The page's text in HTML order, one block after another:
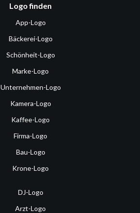
Logo finden
App-Logo
Bäckerei-Logo
Schönheit-Logo
Marke-Logo
Unternehmen-Logo
Kamera-Logo
Kaffee-Logo
Firma-Logo
Bau-Logo
Krone-Logo
DJ-Logo
Arzt-Logo